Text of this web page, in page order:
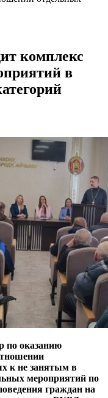
комплекс
в
по оказанию
к не занятым в
мероприятий по
граждан на